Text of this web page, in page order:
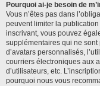
Pourquoi ai-je besoin de
Vous n’êtes pas dans
peuvent limiter la
inscrivant, vous pouvez
supplémentaires qui ne sont
d’avatars personnalisés,
courriers électroniques aux
d’utilisateurs, etc.
pourquoi nous vous